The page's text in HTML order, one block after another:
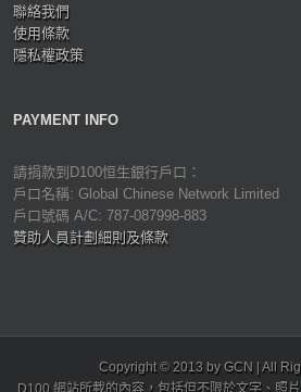
聯絡我們
使用條款
隱私權政策
PAYMENT INFO
請捐款到D100恒生銀行戶口：
戶口名稱: Global Chinese Network Limited
戶口號碼 A/C: 787-087998-883
贊助人員計劃細則及條款
Copyright © 2013 by GCN | All
D100 網站所載的內容，包括但不限於文字、照